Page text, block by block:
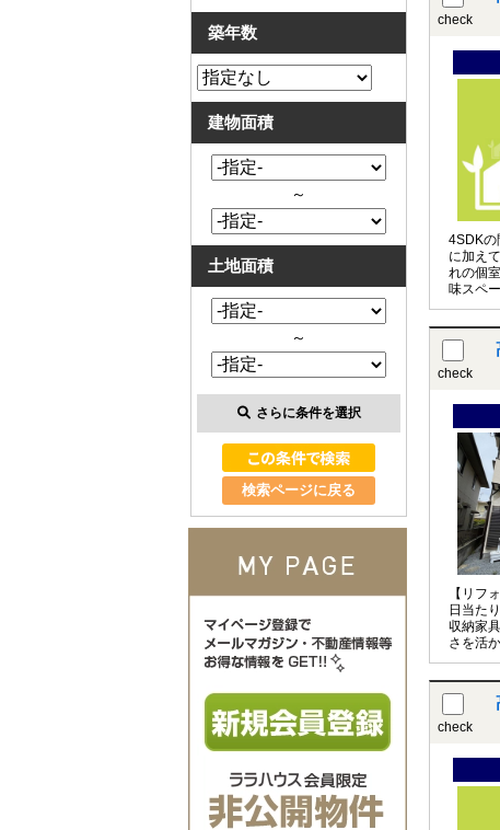
check
4SDKの
に加え
れの個
味スペ
的に使
check
【リフ
日当た
収納家
さを活
二小学
check
築年数
建物面積
～
土地面積
～
さらに条件を選択
検索ページに戻る